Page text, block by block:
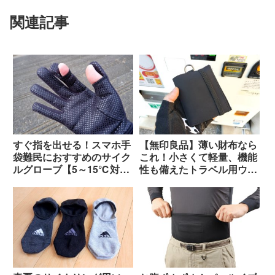
関連記事
すぐ指を出せる！スマホ手
袋難民におすすめのサイク
ルグローブ【5～15℃対
【無印良品】薄い財布なら
これ！小さくて軽量、機能
性も備えたトラベル用ウォ